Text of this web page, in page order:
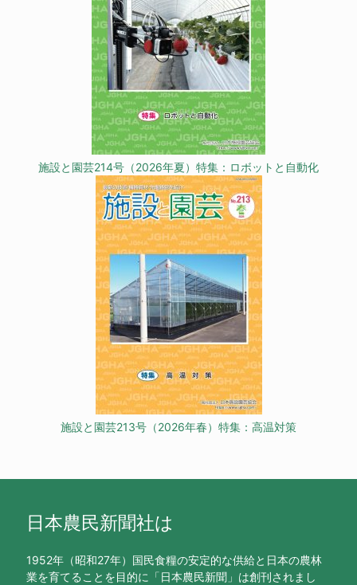
施設と園芸214号（2026年夏）特集：ロボットと自動化
施設と園芸213号（2026年春）特集：高温対策
日本農民新聞社は
1952年（昭和27年）国民食糧の安定的な供給と日本の農林
業を育てることを目的に「日本農民新聞」は創刊されまし